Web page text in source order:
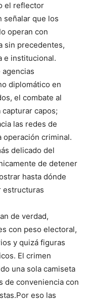
el reflector
señalar que los
operan con
sin precedentes,
e institucional.
agencias
diplomático en
el combate al
capos;
las redes de
operación criminal.
delicado del
de detener
hasta dónde
estructuras
de verdad,
con peso electoral,
y quizá figuras
El crimen
una sola camiseta
de conveniencia con
eso las